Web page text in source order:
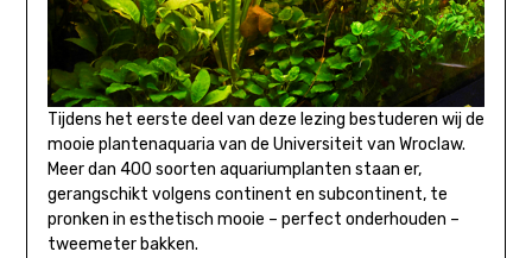
Tijdens het eerste deel van deze lezing bestuderen wij de
mooie plantenaquaria van de Universiteit van Wroclaw.
Meer dan 400 soorten aquariumplanten staan er,
gerangschikt volgens continent en subcontinent, te
pronken in esthetisch mooie – perfect onderhouden –
tweemeter bakken.